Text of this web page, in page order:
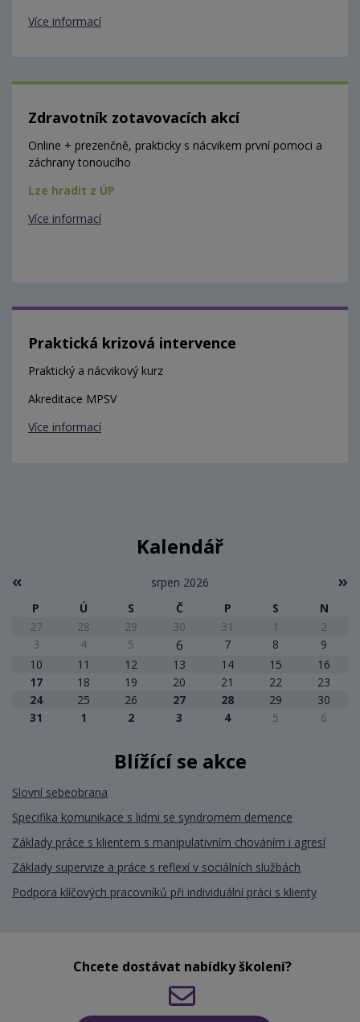
Více informací
Zdravotník zotavovacích akcí
Online + prezenčně, prakticky s nácvikem první pomoci a
záchrany tonoucího
Lze hradit z ÚP
Více informací
Praktická krizová intervence
Praktický a nácvikový kurz
Akreditace MPSV
Více informací
Kalendář
srpen 2026
P
Ú S Č P S
N
27
28 29 30 31 1
2
3
4 5 6 7 8
9
10
11 12 13 14 15
16
17
18 19 20 21 22
23
24
25 26 27 28 29
30
31
1 2 3 4 5 6
Blížící se akce
Slovní sebeobrana
Specifika komunikace s lidmi se syndromem demence
Základy práce s klientem s manipulativním chováním i agresí
Základy supervize a práce s reflexí v sociálních službách
Podpora klíčových pracovníků při individuální práci s klienty
Chcete dostávat nabídky školení?